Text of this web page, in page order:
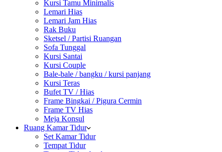
Kursi Tamu Minimalis
Lemari Hias
Lemari Jam Hias
Rak Buku
Sketsel / Partisi Ruangan
Sofa Tunggal
Kursi Santai
Kursi Couple
Bale-bale / bangku / kursi panjang
Kursi Teras
Bufet TV / Hias
Frame Bingkai / Pigura Cermin
Frame TV Hias
Meja Konsul
Ruang Kamar Tidur
Set Kamar Tidur
Tempat Tidur